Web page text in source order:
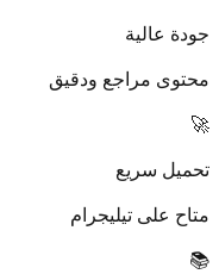
جودة عالية
محتوى مراجع ودقيق
🚀
تحميل سريع
متاح على تيليجرام
📚